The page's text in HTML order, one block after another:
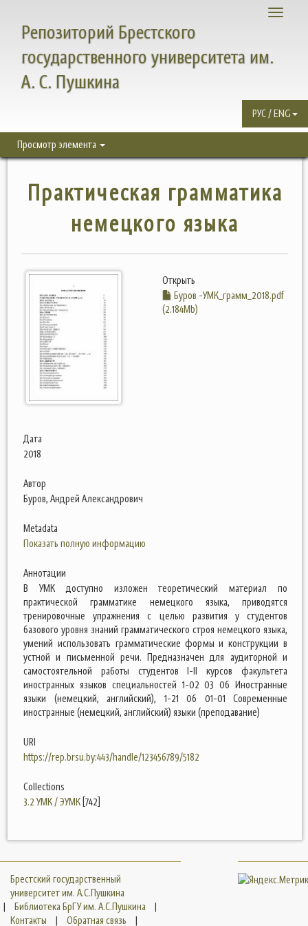
Toggle
Репозиторий Брестского
государственного университета им.
А. С. Пушкина
РУС / ENG
Просмотр элемента
Практическая грамматика
немецкого языка
Открыть
Буров -УМК_грамм_2018.pdf
(2.184Mb)
Дата
2018
Автор
Буров, Андрей Александрович
Metadata
Показать полную информацию
Аннотации
В УМК доступно изложен теоретический материал по
практической грамматике немецкого языка, приводятся
тренировочные упражнения с целью развития у студентов
базового уровня знаний грамматического строя немецкого языка,
умений использовать грамматические формы и конструкции в
устной и письменной речи. Предназначен для аудиторной и
самостоятельной работы студентов I-II курсов факультета
иностранных языков специальностей 1-02 03 06 Иностранные
языки (немецкий, английский), 1-21 06 01-01 Современные
иностранные (немецкий, английский) языки (преподавание)
URI
https://rep.brsu.by:443/handle/123456789/5182
Collections
3.2 УМК / ЭУМК [742]
Брестский государственный
университет им. А.С.Пушкина
|
Библиотека БрГУ им. А.С.Пушкина
|
Контакты
| Обратная связь |